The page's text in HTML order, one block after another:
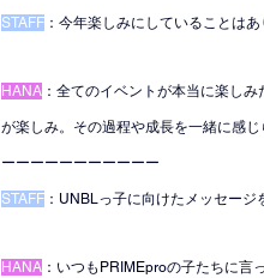
STAFF ：今年楽しみにしていることはあ
HANA ：全てのイベントが本当に楽し
が楽しみ。その過程や成長を一緒に感
ーーーーーーーーーーー
STAFF ：UNBLっ子に向けたメッセージ
HANA ：いつもPRIMEproの子たちに